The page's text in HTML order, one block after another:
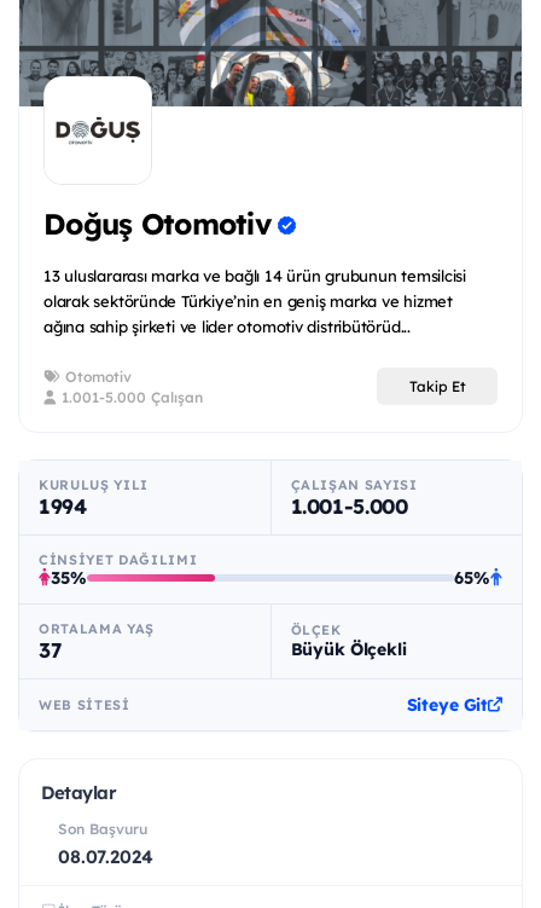
Doğuş Otomotiv
13 uluslararası marka ve bağlı 14 ürün grubunun temsilcisi
olarak sektöründe Türkiye’nin en geniş marka ve hizmet
ağına sahip şirketi ve lider otomotiv distribütörüd...
Otomotiv
1.001-5.000 Çalışan
Takip Et
KURULUŞ YILI
1994
ÇALIŞAN SAYISI
1.001-5.000
CINSIYET DAĞILIMI
35% 65%
ORTALAMA YAŞ
37
ÖLÇEK
Büyük Ölçekli
WEB SITESI Siteye Git
Detaylar
Son Başvuru
08.07.2024